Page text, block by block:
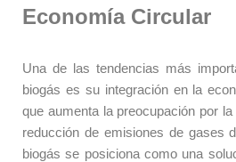
Economía Circular
Una de las tendencias más
biogás es su integración en la
que aumenta la preocupación por
reducción de emisiones de gases
biogás se posiciona como una